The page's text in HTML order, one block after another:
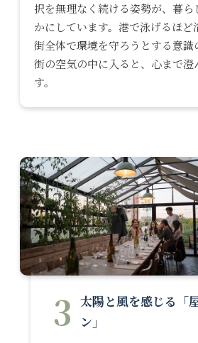
択を無理なく続ける姿勢が、暮ら
かにしています。港で泳げるほど
街全体で環境を守ろうとする意識
街の空気の中に入ると、心まで澄
す。
3 太陽と風を感じる「
ン」